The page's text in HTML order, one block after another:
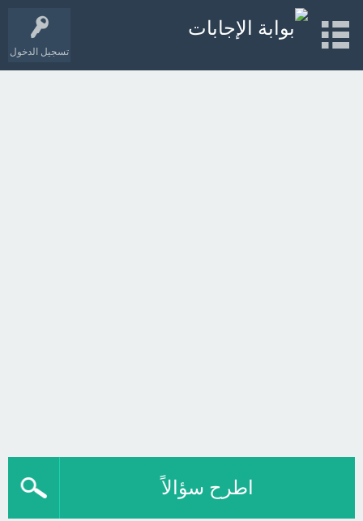
تسجيل الدخول
اطرح سؤالاً